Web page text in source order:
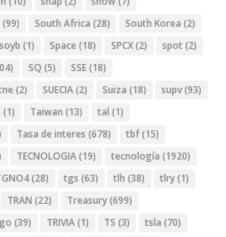
(99) South Africa (28) South Korea (2)
soyb (1) Space (18) SPCX(2) spot (2)
SQ (5) SSE(18)
(2) SUECIA(2) Suiza (18) supv(93)
(1) Taiwan (13) tal (1)
Tasa de interes (678) tbf(15)
TECNOLOGIA(19) tecnología (1920)
(28) tgs (63) tlh (38) tlry(1)
TRAN (22) Treasury(699)
(39) TRIVIA(1) TS (3) tsla (70)